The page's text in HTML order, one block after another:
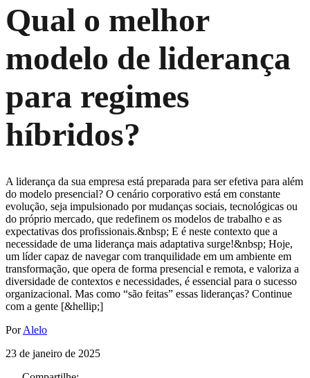
Qual o melhor
modelo de liderança
para regimes
híbridos?
A liderança da sua empresa está preparada para ser efetiva para além
do modelo presencial? O cenário corporativo está em constante
evolução, seja impulsionado por mudanças sociais, tecnológicas ou
do próprio mercado, que redefinem os modelos de trabalho e as
expectativas dos profissionais.&nbsp; E é neste contexto que a
necessidade de uma liderança mais adaptativa surge!&nbsp; Hoje,
um líder capaz de navegar com tranquilidade em um ambiente em
transformação, que opera de forma presencial e remota, e valoriza a
diversidade de contextos e necessidades, é essencial para o sucesso
organizacional. Mas como “são feitas” essas lideranças? Continue
com a gente [&hellip;]
PorAlelo
23 de janeiro de 2025